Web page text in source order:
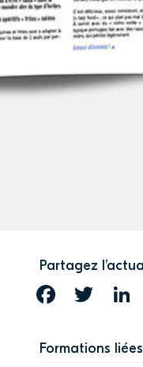
Partagez
FACEBOOKTWITTER
Formations